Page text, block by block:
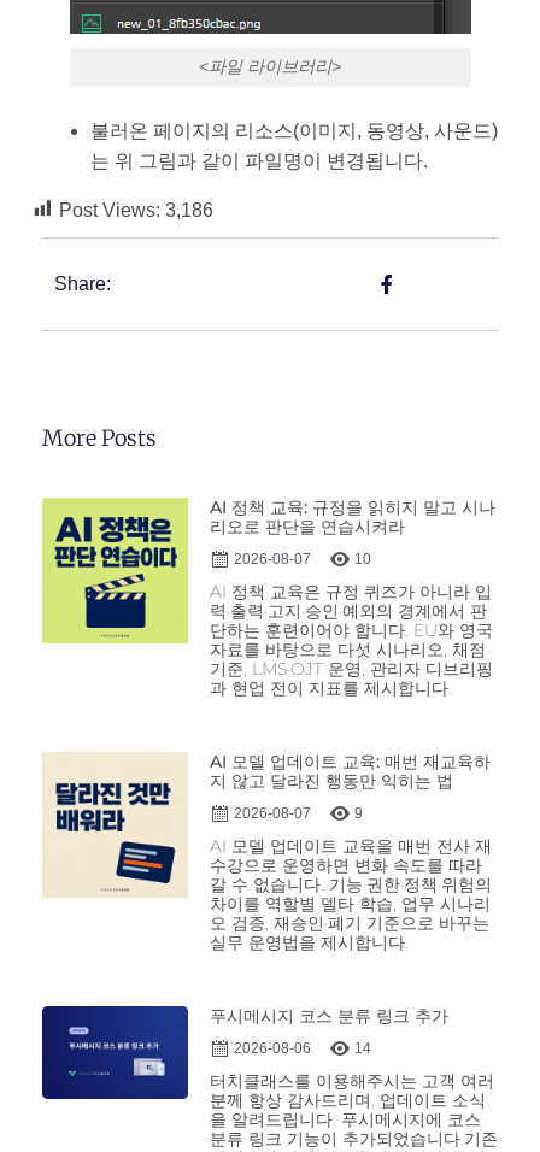
<파일 라이브러리>
불러온 페이지의 리소스(이미지, 동영상, 사운드)
는 위 그림과 같이 파일명이 변경됩니다.
Post Views: 3,186
Share:
More Posts
AI 정책 교육: 규정을 읽히지 말고 시나
리오로 판단을 연습시켜라
2026-08-07 10
AI 정책 교육은 규정 퀴즈가 아니라 입
력·출력·고지·승인·예외의 경계에서 판
단하는 훈련이어야 합니다. EU와 영국
자료를 바탕으로 다섯 시나리오, 채점
기준, LMS·OJT 운영, 관리자 디브리핑
과 현업 전이 지표를 제시합니다.
AI 모델 업데이트 교육: 매번 재교육하
지 않고 달라진 행동만 익히는 법
2026-08-07 9
AI 모델 업데이트 교육을 매번 전사 재
수강으로 운영하면 변화 속도를 따라
갈 수 없습니다. 기능·권한·정책·위험의
차이를 역할별 델타 학습, 업무 시나리
오 검증, 재승인·폐기 기준으로 바꾸는
실무 운영법을 제시합니다.
푸시메시지 코스 분류 링크 추가
2026-08-06 14
터치클래스를 이용해주시는 고객 여러
분께 항상 감사드리며, 업데이트 소식
을 알려드립니다. 푸시메시지에 코스
분류 링크 기능이 추가되었습니다.기존